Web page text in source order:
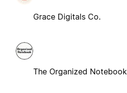
Grace Digitals Co.
The Organized Notebook